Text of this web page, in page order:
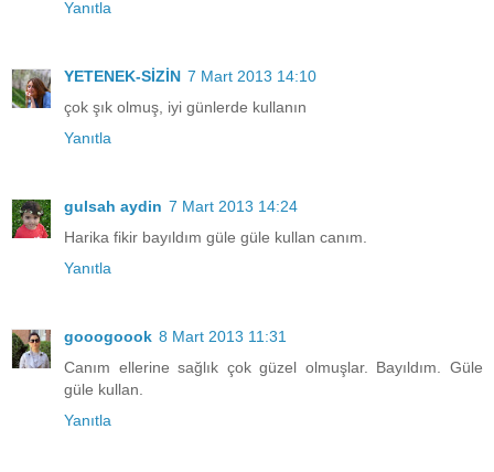
Yanıtla
YETENEK-SİZİN 7 Mart 2013 14:10
çok şık olmuş, iyi günlerde kullanın
Yanıtla
gulsah aydin 7 Mart 2013 14:24
Harika fikir bayıldım güle güle kullan canım.
Yanıtla
gooogoook 8 Mart 2013 11:31
Canım ellerine sağlık çok güzel olmuşlar. Bayıldım. Güle
güle kullan.
Yanıtla